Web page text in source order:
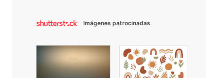
Imágenes patrocinadas